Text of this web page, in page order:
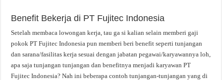
Benefit Bekerja di PT Fujitec Indonesia
Setelah membaca lowongan kerja, tau ga si kalian selain memberi gaji
pokok PT Fujitec Indonesia pun memberi beri benefit seperti tunjangan
dan sarana/fasilitas kerja sesuai dengan jabatan pegawai/karyawannya loh,
apa saja tunjangan tunjangan dan benefitnya menjadi karyawan PT
Fujitec Indonesia? Nah ini beberapa contoh tunjangan-tunjangan yang di